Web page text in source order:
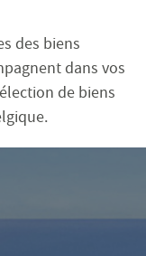
des biens
dans vos
de biens